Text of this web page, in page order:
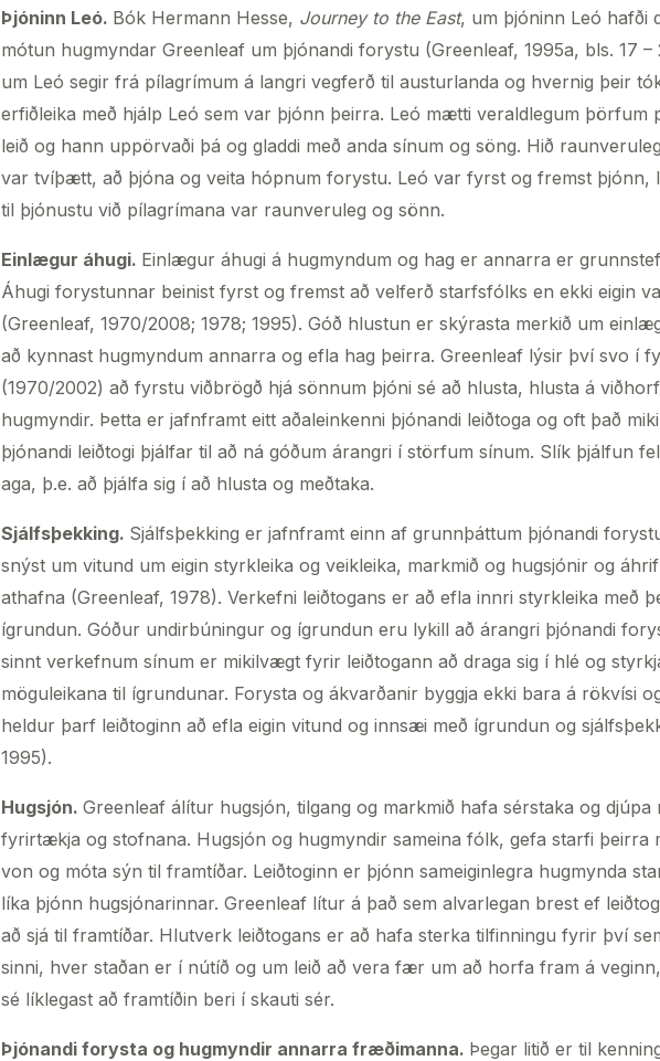
Þjóninn Leó. Bók Hermann Hesse, Journey to the East, um þjóninn Leó hafði
mótun hugmyndar Greenleaf um þjónandi forystu (Greenleaf, 1995a, bls. 17 –
um Leó segir frá pílagrímum á langri vegferð til austurlanda og hvernig þeir
erfiðleika með hjálp Leó sem var þjónn þeirra. Leó mætti veraldlegum þörfum
leið og hann uppörvaði þá og gladdi með anda sínum og söng. Hið
var tvíþætt, að þjóna og veita hópnum forystu. Leó var fyrst og fremst þjónn,
til þjónustu við pílagrímana var raunveruleg og sönn.
Einlægur áhugi. Einlægur áhugi á hugmyndum og hag er annarra er
Áhugi forystunnar beinist fyrst og fremst að velferð starfsfólks en ekki eigin
(Greenleaf, 1970/2008; 1978; 1995). Góð hlustun er skýrasta merkið um
að kynnast hugmyndum annarra og efla hag þeirra. Greenleaf lýsir því svo í
(1970/2002) að fyrstu viðbrögð hjá sönnum þjóni sé að hlusta, hlusta á
hugmyndir. Þetta er jafnframt eitt aðaleinkenni þjónandi leiðtoga og oft það
þjónandi leiðtogi þjálfar til að ná góðum árangri í störfum sínum. Slík þjálfun
aga, þ.e. að þjálfa sig í að hlusta og meðtaka.
Sjálfsþekking. Sjálfsþekking er jafnframt einn af grunnþáttum þjónandi
snýst um vitund um eigin styrkleika og veikleika, markmið og hugsjónir og
athafna (Greenleaf, 1978). Verkefni leiðtogans er að efla innri styrkleika með
ígrundun. Góður undirbúningur og ígrundun eru lykill að árangri þjónandi
sinnt verkefnum sínum er mikilvægt fyrir leiðtogann að draga sig í hlé og
möguleikana til ígrundunar. Forysta og ákvarðanir byggja ekki bara á rökvísi
heldur þarf leiðtoginn að efla eigin vitund og innsæi með ígrundun og
1995).
Hugsjón. Greenleaf álítur hugsjón, tilgang og markmið hafa sérstaka og djúpa
fyrirtækja og stofnana. Hugsjón og hugmyndir sameina fólk, gefa starfi þeirra
von og móta sýn til framtíðar. Leiðtoginn er þjónn sameiginlegra hugmynda
líka þjónn hugsjónarinnar. Greenleaf lítur á það sem alvarlegan brest ef
að sjá til framtíðar. Hlutverk leiðtogans er að hafa sterka tilfinningu fyrir því
sinni, hver staðan er í nútíð og um leið að vera fær um að horfa fram á
sé líklegast að framtíðin beri í skauti sér.
Þjónandi forysta og hugmyndir annarra fræðimanna. Þegar litið er til